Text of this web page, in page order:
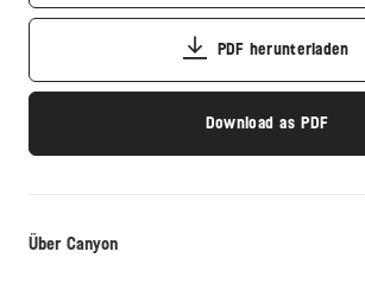
PDF herunterladen
Download as PDF
Über Canyon